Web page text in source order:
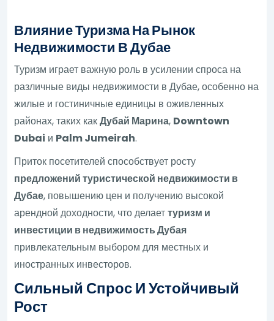
Влияние Туризма На Рынок
Недвижимости В Дубае
Туризм играет важную роль в усилении спроса на
различные виды недвижимости в Дубае, особенно на
жилые и гостиничные единицы в оживленных
районах, таких какДубай Марина, Downtown
Dubai и Palm Jumeirah.
Приток посетителей способствует росту
предложений туристической недвижимости в
Дубае, повышению цен и получению высокой
арендной доходности, что делаеттуризм и
инвестиции в недвижимость Дубая
привлекательным выбором для местных и
иностранных инвесторов.
Сильный Спрос И Устойчивый
Рост